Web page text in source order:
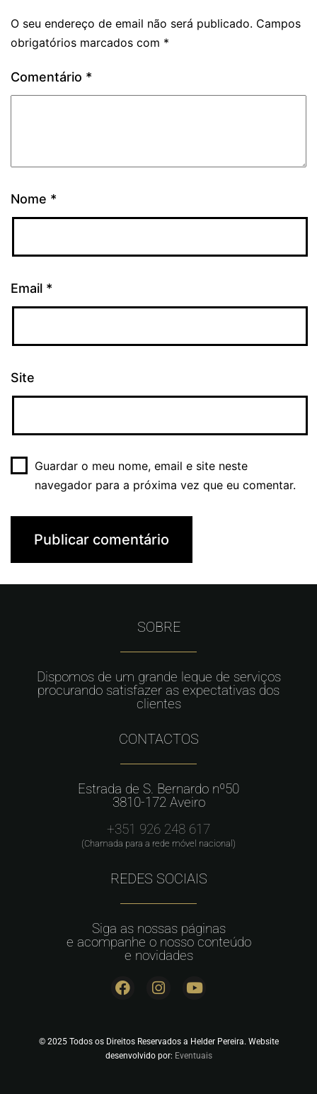
O seu endereço de email não será publicado. Campos
obrigatórios marcados com *
Comentário *
Nome *
Email *
Site
Guardar o meu nome, email e site neste
navegador para a próxima vez que eu comentar.
SOBRE
Dispomos de um grande leque de serviços
procurando satisfazer as expectativas dos
clientes
CONTACTOS
Estrada de S. Bernardo nº50
3810-172 Aveiro
+351 926 248 617
(Chamada para a rede móvel nacional)
REDES SOCIAIS
Siga as nossas páginas
e acompanhe o nosso conteúdo
e novidades
© 2025 Todos os Direitos Reservados a Helder Pereira. Website
desenvolvido por: Eventuais